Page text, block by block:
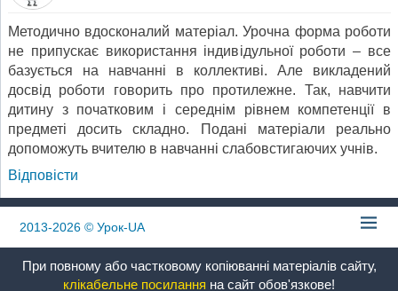
Методично вдосконалий матеріал. Урочна форма роботи
не припускає використання індивідульної роботи – все
базується на навчанні в коллективі. Але викладений
досвід роботи говорить про протилежне. Так, навчити
дитину з початковим і середнім рівнем компетенції в
предметі досить складно. Подані матеріали реально
допоможуть вчителю в навчанні слабовстигаючих учнів.
Відповіcти
2013-2026© Урок-UA
При повному або частковому копіюванні матеріалів сайту,
клікабельне посилання на сайт обов'язкове!